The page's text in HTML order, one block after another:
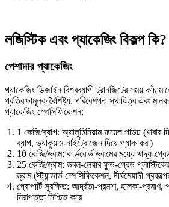
লজিস্টিক এবং প্যাকেজিং বিকল্প কি?
পেশাদার প্যাকেজিং
প্যাকেজিং ডিজাইন বিশ্বব্যাপী ট্রানজিটের সময়
প্রতিরক্ষামূলক বৈশিষ্ট্য, পরিবেশগত স্থায়িত্ব এবং
প্যাকেজিং স্পেসিফিকেশন:
1 কেজি/ব্যাগ: অ্যালুমিনিয়াম ফয়েল পাউচ (খাবার
ব্যাগ, ভ্যাকুয়াম-নাইট্রোজেন দিয়ে প্যাক করা)
10 কেজি/ড্রাম: কার্ডবোর্ড ড্রামের মধ্যে খাদ্য-
25 কেজি/ড্রাম: ডবল-লেয়ার ফুড-গ্রেড
ড্রাম (স্ট্যান্ডার্ড স্পেসিফিকেশন, দীর্ঘমেয়াদী
প্রোপার্টি সুরক্ষিত: আর্দ্রতা-প্রমাণ, হালকা-প্রমাণ,
নিরাপত্তা নিশ্চিত করে